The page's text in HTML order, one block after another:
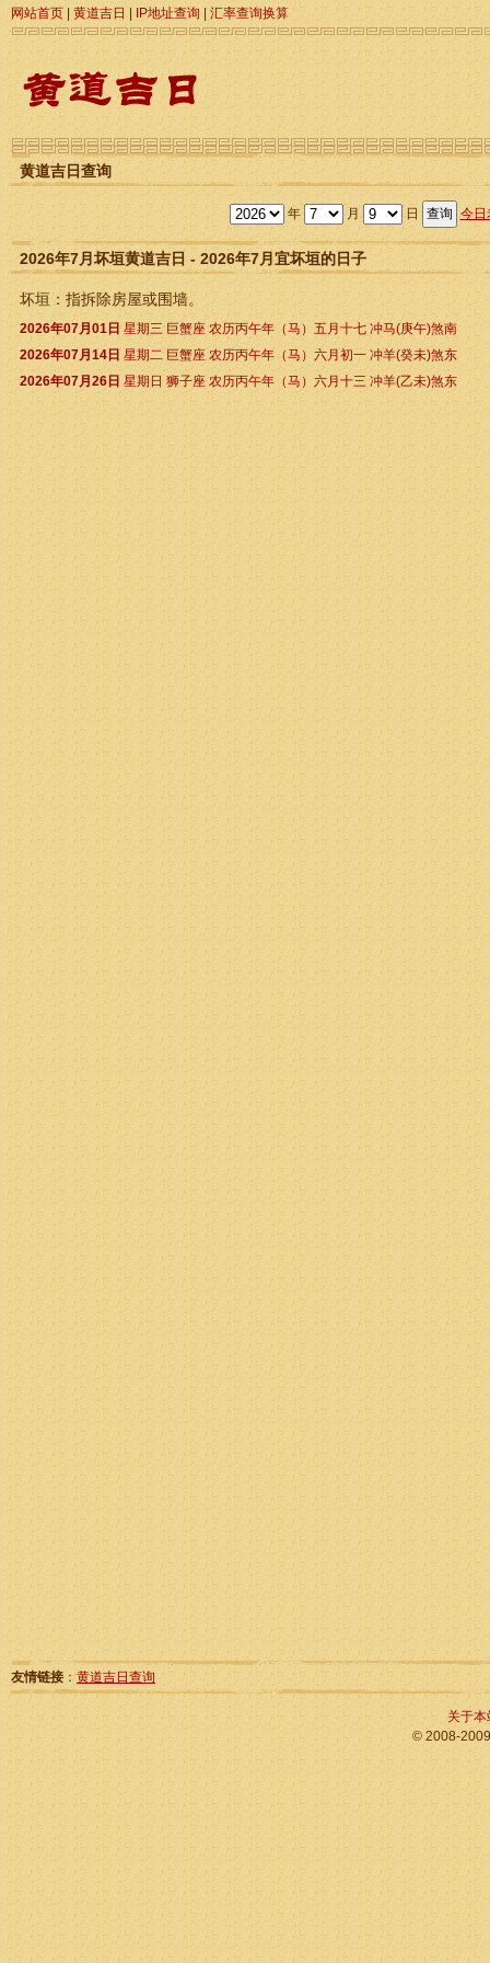
网站首页|黄道吉日| IP地址查询 |汇率查询换算
黄道吉日查询
年 月 日 今日
2026年7月坏垣黄道吉日 - 2026年7月宜坏垣的日子
坏垣：指拆除房屋或围墙。
2026年07月01日星期三 巨蟹座 农历丙午年（马）五月十七 冲马(庚午)煞南
2026年07月14日星期二 巨蟹座 农历丙午年（马）六月初一 冲羊(癸未)煞东
2026年07月26日星期日 狮子座 农历丙午年（马）六月十三 冲羊(乙未)煞东
友情链接：黄道吉日查询
关于本
© 2008-